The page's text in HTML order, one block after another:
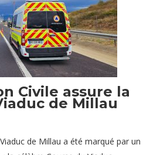
: garantir la sécurité de tous
Civile assure la
de Millau
de Millau a été marqué par un